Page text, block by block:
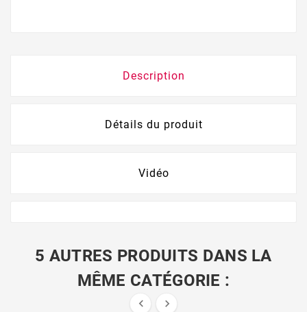
Description
Détails du produit
Vidéo
5 AUTRES PRODUITS DANS LA
MÊME CATÉGORIE :
 